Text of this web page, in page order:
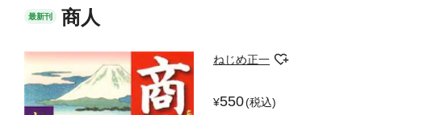
最新刊 商人
ねじめ正一
550(税込)